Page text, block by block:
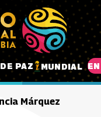
PAZ MUNDIAL
Márquez